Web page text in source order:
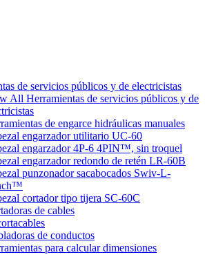
de servicios públicos y de electricistas
All Herramientas de servicios públicos y de
de engarce hidráulicas manuales
engarzador utilitario UC-60
engarzador 4P-6 4PIN™, sin troquel
engarzador redondo de retén LR-60B
punzonador sacabocados Swiv-L-
cortador tipo tijera SC-60C
de cables
de conductos
para calcular dimensiones